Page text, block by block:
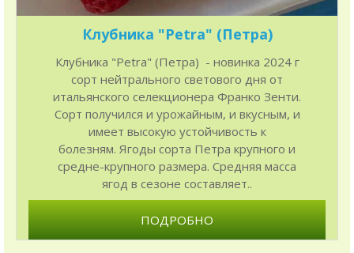
Клубника "Petra" (Петра)
Клубника "Petra" (Петра) - новинка 2024 г
сорт нейтрального светового дня от
итальянского селекционера Франко Зенти.
Сорт получился и урожайным, и вкусным, и
имеет высокую устойчивость к
болезням. Ягоды сорта Петра крупного и
средне-крупного размера. Средняя масса
ягод в сезоне составляет..
ПОДРОБНО